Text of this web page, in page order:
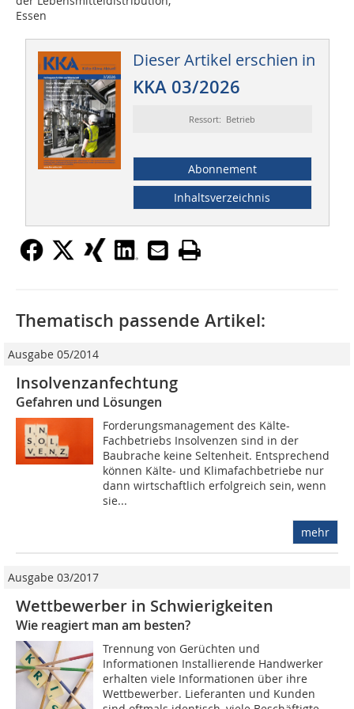
Essen
Dieser Artikel erschien in
KKA 03/2026
Ressort: Betrieb
Abonnement
Inhaltsverzeichnis
Thematisch passende Artikel:
Ausgabe 05/2014
Insolvenzanfechtung
Gefahren und Lösungen
Forderungsmanagement des Kälte-
Fachbetriebs Insolvenzen sind in der
Baubrache keine Seltenheit. Entsprechend
können Kälte- und Klimafachbetriebe nur
dann wirtschaftlich erfolgreich sein, wenn
sie...
mehr
Ausgabe 03/2017
Wettbewerber in Schwierigkeiten
Wie reagiert man am besten?
Trennung von Gerüchten und
Informationen Installierende Handwerker
erhalten viele Informationen über ihre
Wettbewerber. Lieferanten und Kunden